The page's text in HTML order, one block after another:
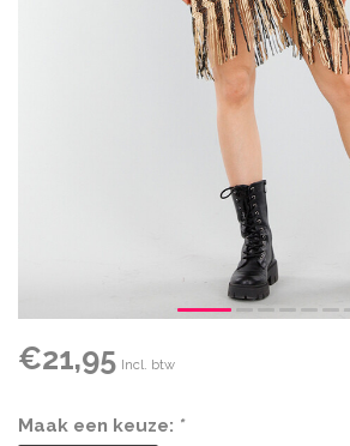
€21,95 Incl. btw
Maak een keuze: *